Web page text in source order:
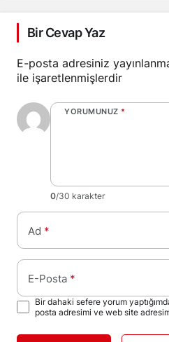
Bir Cevap Yaz
E-posta adresiniz
ile işaretlenmişlerdir
YORUMUNUZ *
0/30 karakter
Ad *
E-Posta *
Bir dahaki sefere yorum
posta adresimi ve web site